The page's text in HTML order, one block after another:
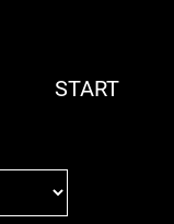
START